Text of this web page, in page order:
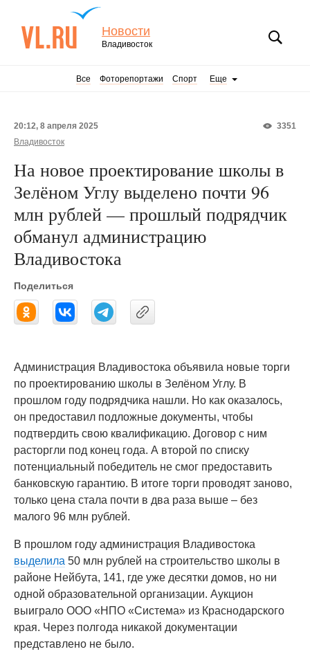
Новости
Владивосток
Все Фоторепортажи Спорт Еще
3351
20:12, 8 апреля 2025
Владивосток
На новое проектирование школы в
Зелёном Углу выделено почти 96
млн рублей — прошлый подрядчик
обманул администрацию
Владивостока
Поделиться
Администрация Владивостока объявила новые торги
по проектированию школы в Зелёном Углу. В
прошлом году подрядчика нашли. Но как оказалось,
он предоставил подложные документы, чтобы
подтвердить свою квалификацию. Договор с ним
расторгли под конец года. А второй по списку
потенциальный победитель не смог предоставить
банковскую гарантию. В итоге торги проводят заново,
только цена стала почти в два раза выше – без
малого 96 млн рублей.
В прошлом году администрация Владивостока
выделила 50 млн рублей на строительство школы в
районе Нейбута, 141, где уже десятки домов, но ни
одной образовательной организации. Аукцион
выиграло ООО «НПО «Система» из Краснодарского
края. Через полгода никакой документации
представлено не было.